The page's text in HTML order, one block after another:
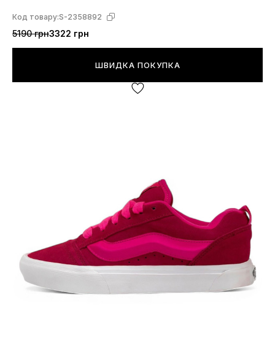
Код товару:S-2358892
5190 грн3322 грн
ШВИДКА ПОКУПКА